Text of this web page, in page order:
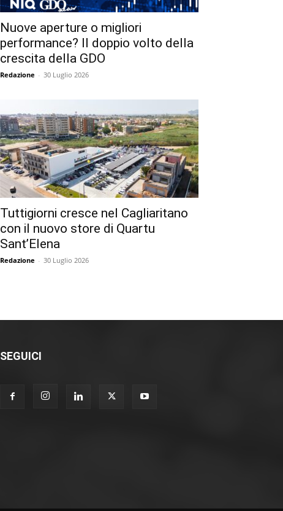
Nuove aperture o migliori
performance? Il doppio volto della
crescita della GDO
Redazione - 30 Luglio 2026
Tuttigiorni cresce nel Cagliaritano
con il nuovo store di Quartu
Sant’Elena
Redazione - 30 Luglio 2026
SEGUICI